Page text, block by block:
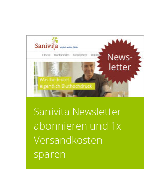
Sanivita Newsletter
abonnieren und 1x
Versandkosten
sparen